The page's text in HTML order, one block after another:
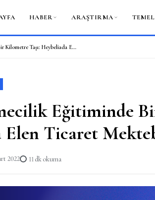
HABER ARAŞTIRMA
Türk İşletmecilik Eğitiminde Bir Kilometre Taşı: Heybeliada Elen Ticaret Mektebi
Eğitiminde
Elen Ticaret
2022 11 dk okuma